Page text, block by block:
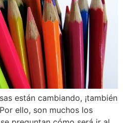
están cambiando, ¡también
ello, son muchos los